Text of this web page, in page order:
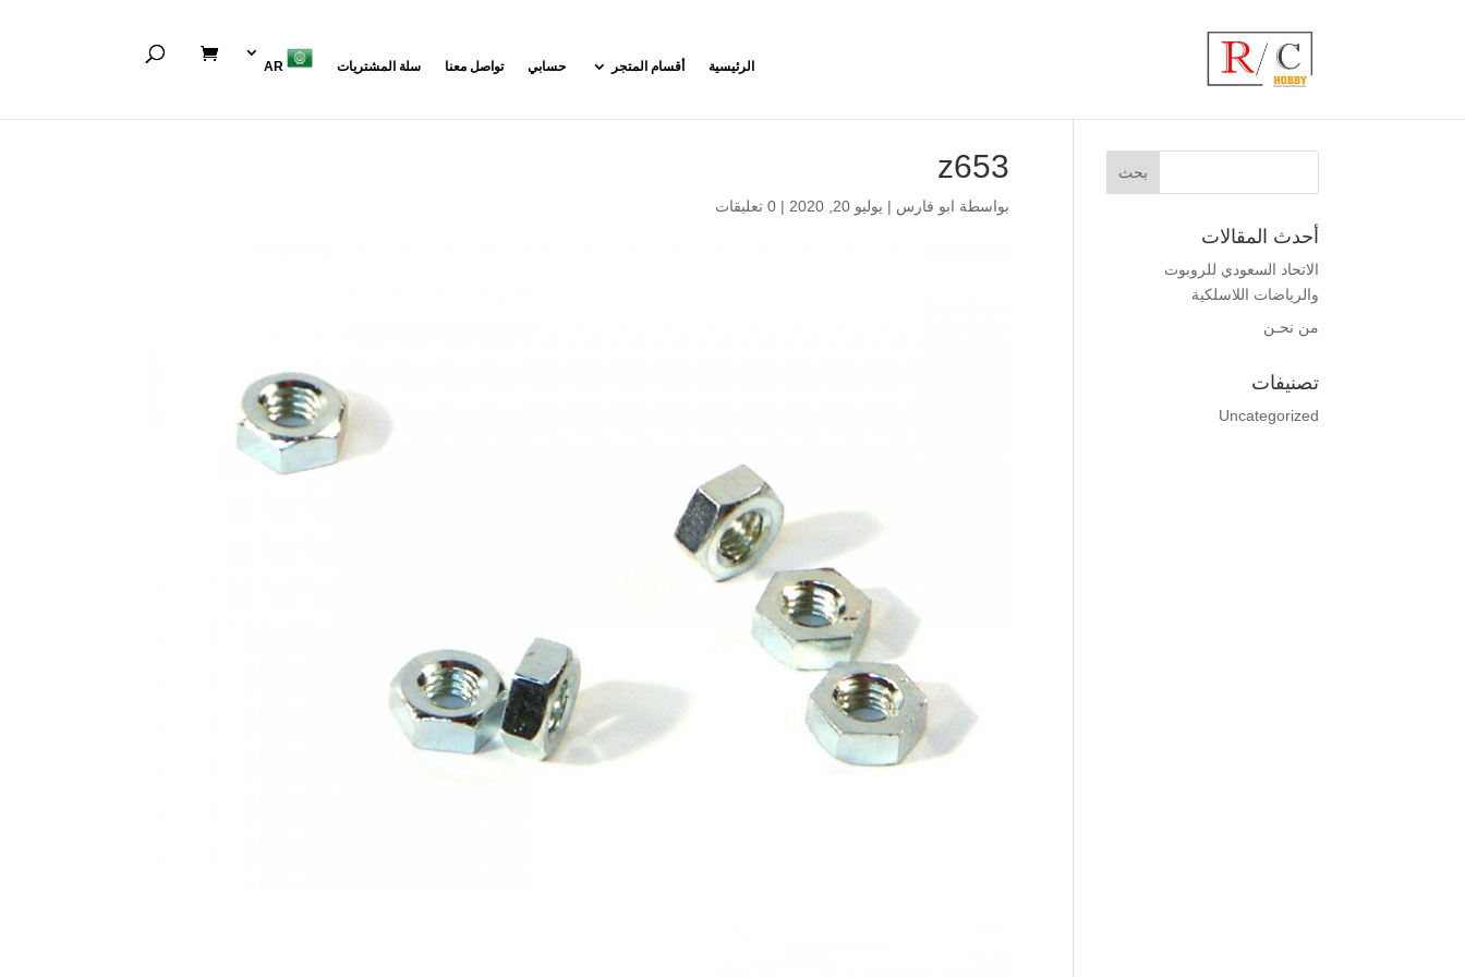
الرئيسية أقسام المتجر حسابي تواصل معنا سلة المشتريات AR
z653
بواسطة ابو فارس | يوليو 20, 2020 | 0 تعليقات
أحدث المقالات
الاتحاد السعودي للروبوت
والرياضات اللاسلكية
من نحـن
تصنيفات
Uncategorized